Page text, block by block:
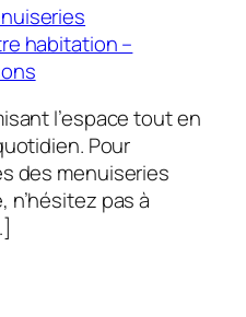
habitation –
l’espace tout en
Pour
des menuiseries
n’hésitez pas à